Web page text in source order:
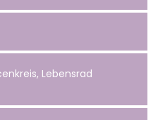
Lebensrad